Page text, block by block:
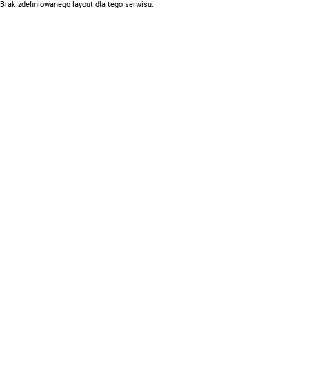
Brak zdefiniowanego layout dla tego serwisu.